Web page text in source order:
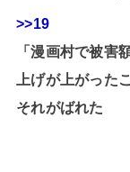
>>19
「漫画村で被害
上げが上がった
それがばれた